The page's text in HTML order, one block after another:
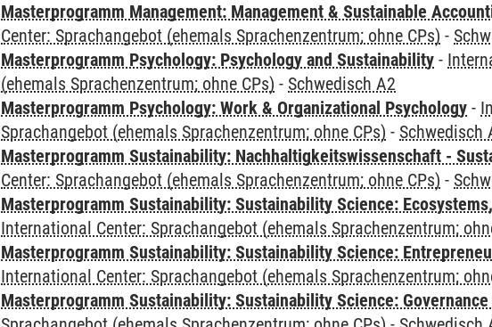
Masterprogramm Management: Management & Sustainable
Center: Sprachangebot (ehemals Sprachenzentrum; ohne CPs) -
Masterprogramm Psychology: Psychology and Sustainability -
(ehemals Sprachenzentrum; ohne CPs) - Schwedisch A2
Masterprogramm Psychology: Work & Organizational Psychology -
Sprachangebot (ehemals Sprachenzentrum; ohne CPs) - Schwedisch
Masterprogramm Sustainability: Nachhaltigkeitswissenschaft -
Center: Sprachangebot (ehemals Sprachenzentrum; ohne CPs) -
Masterprogramm Sustainability: Sustainability Science:
International Center: Sprachangebot (ehemals Sprachenzentrum;
Masterprogramm Sustainability: Sustainability Science:
International Center: Sprachangebot (ehemals Sprachenzentrum;
Masterprogramm Sustainability: Sustainability Science: Governance